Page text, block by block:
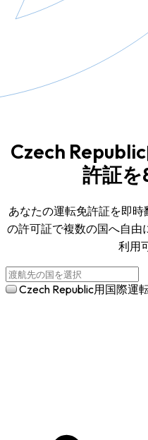
Czech
許証
あなたの運転免許証を即
の許可証で複数の国へ自
利用
Czech Republic用国際運